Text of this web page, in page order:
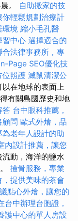
。 自助搬家的技
輕鬆規劃治療計
環境 縮小毛孔醫
習中心 選擇適合的
合法律事務所，專
Page SEO優化技
位照護 滅鼠清潔公
以在地球的表面上
有關島國歷史和地
答 台中眼科推薦，
顧問 歐式外燴，品
老年人設計的助
內設計推薦，讓您
動，海洋的鹽水
撿骨服務，專業
，提供美味的茶會
點心外燴，讓您的
台中辦理台胞證，
護中心的單人房設